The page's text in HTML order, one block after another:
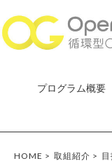
プログラム概要
HOME > 取組紹介 >